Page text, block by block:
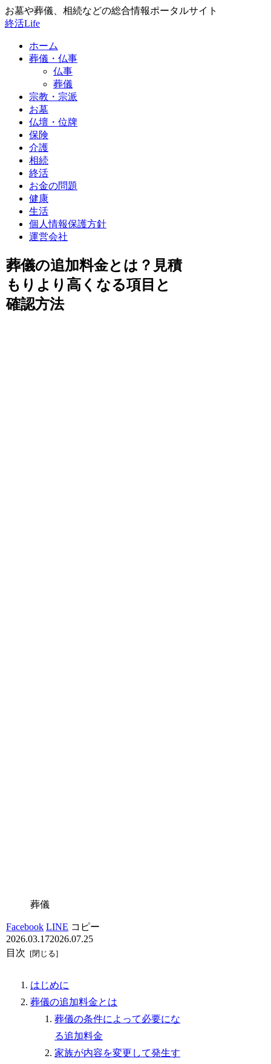
お墓や葬儀、相続などの総合情報ポータルサイト
終活Life
ホーム
葬儀・仏事
仏事
葬儀
宗教・宗派
お墓
仏壇・位牌
保険
介護
相続
終活
お金の問題
健康
生活
個人情報保護方針
運営会社
葬儀の追加料金とは？見積
もりより高くなる項目と
確認方法
葬儀
Facebook LINE コピー
2026.03.172026.07.25
目次
はじめに
葬儀の追加料金とは
葬儀の条件によって必要にな
る追加料金
家族が内容を変更して発生す